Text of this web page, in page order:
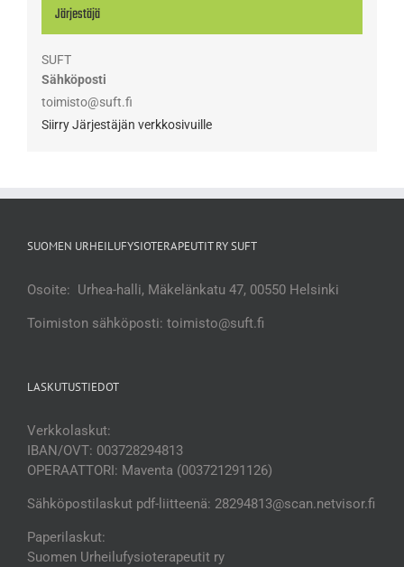
Järjestäjä
SUFT
Sähköposti
toimisto@suft.fi
Siirry Järjestäjän verkkosivuille
SUOMEN URHEILUFYSIOTERAPEUTIT RY SUFT
Osoite: Urhea-halli, Mäkelänkatu 47, 00550 Helsinki
Toimiston sähköposti: toimisto@suft.fi
LASKUTUSTIEDOT
Verkkolaskut:
IBAN/OVT: 003728294813
OPERAATTORI: Maventa (003721291126)
Sähköpostilaskut pdf-liitteenä: 28294813@scan.netvisor.fi
Paperilaskut:
Suomen Urheilufysioterapeutit ry